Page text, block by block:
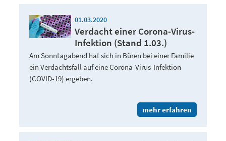
01.03.2020
Verdacht einer Corona-Virus-
Infektion (Stand 1.03.)
Am Sonntagabend hat sich in Büren bei einer Familie
ein Verdachtsfall auf eine Corona-Virus-Infektion
(COVID-19) ergeben.
mehr erfahren